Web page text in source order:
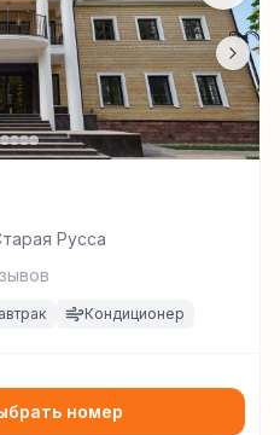
Русса
Кондиционер
номер